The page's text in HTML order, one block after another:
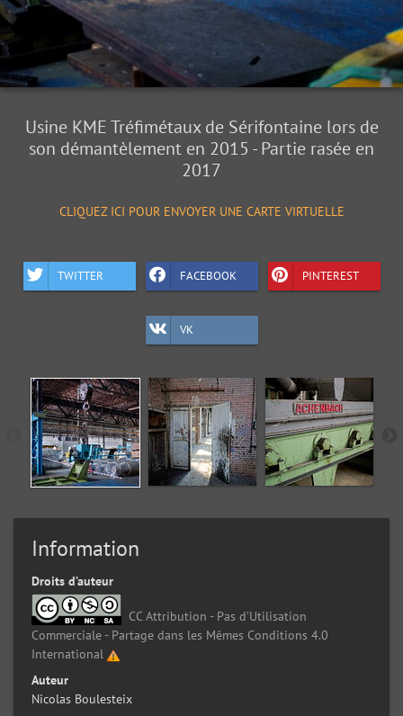
Usine KME Tréfimétaux de Sérifontaine lors de
son démantèlement en 2015 - Partie rasée en
2017
CLIQUEZ ICI POUR ENVOYER UNE CARTE VIRTUELLE
TWITTER FACEBOOK PINTEREST
VK
Information
Droits d’auteur
CC Attribution - Pas d’Utilisation
Commerciale - Partage dans les Mêmes Conditions 4.0
International
Auteur
Nicolas Boulesteix